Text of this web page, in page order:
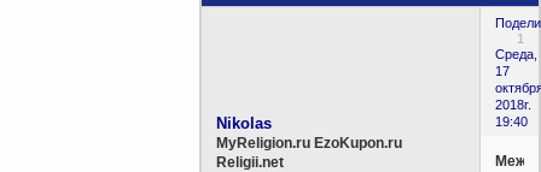
1
Среда,
17
2018г.
19:40
Nikolas
MyReligion.ru EzoKupon.ru
Religii.net